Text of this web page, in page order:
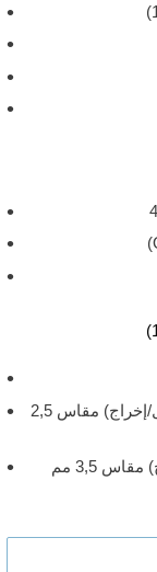
مقبس RS232C (إدخال/إخراج) مقاس 2,5